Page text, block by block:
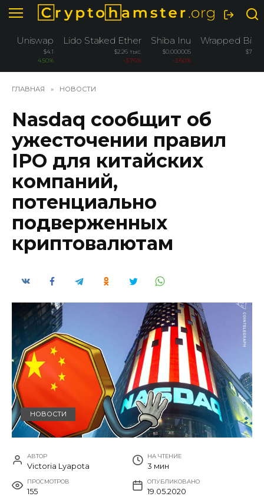
Перейти
содержанию
Uniswap
$4.1
4.50%
Lido Staked Ether
$2.26 тыс.
-3.76%
Shiba Inu
$0.000005
-3.60%
Wrapped
$76.2
ГЛАВНАЯ » НОВОСТИ
Nasdaq сообщит об
ужесточении правил
IPO для китайских
компаний,
потенциально
подверженных
криптовалютам
НОВОСТИ
АВТОР
Victoria Lyapota
НА ЧТЕНИЕ
3 мин
ПРОСМОТРОВ
155
ОПУБЛИКОВАНО
19.05.2020